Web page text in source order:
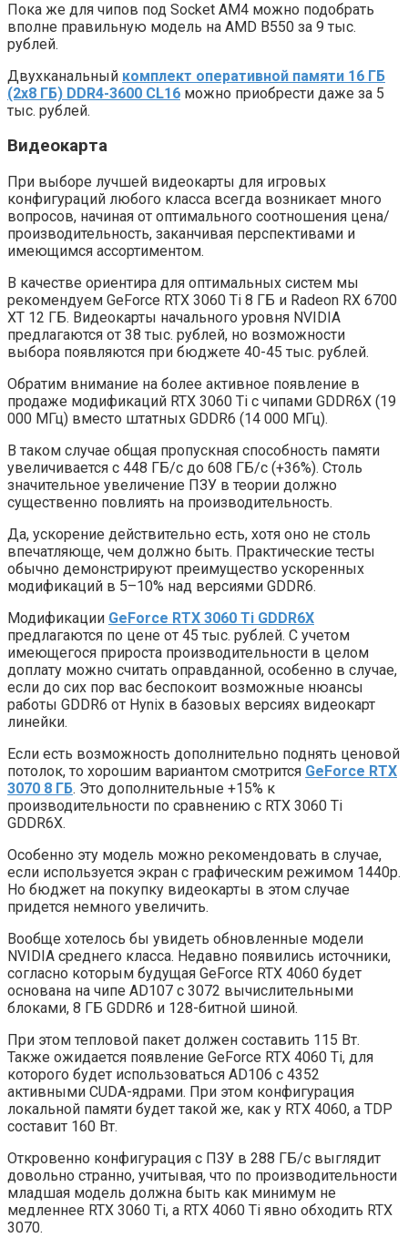
Пока же для чипов под Socket AM4 можно подобрать
вполне правильную модель на AMD B550 за 9 тыс.
рублей.
Двухканальный комплект оперативной памяти 16 ГБ
(2х8 ГБ) DDR4-3600 CL16 можно приобрести даже за 5
тыс. рублей.
Видеокарта
При выборе лучшей видеокарты для игровых
конфигураций любого класса всегда возникает много
вопросов, начиная от оптимального соотношения цена/
производительность, заканчивая перспективами и
имеющимся ассортиментом.
В качестве ориентира для оптимальных систем мы
рекомендуем GeForce RTX 3060 Ti 8 ГБ и Radeon RX 6700
XT 12 ГБ. Видеокарты начального уровня NVIDIA
предлагаются от 38 тыс. рублей, но возможности
выбора появляются при бюджете 40-45 тыс. рублей.
Обратим внимание на более активное появление в
продаже модификаций RTX 3060 Ti с чипами GDDR6X (19
000 МГц) вместо штатных GDDR6 (14 000 МГц).
В таком случае общая пропускная способность памяти
увеличивается с 448 ГБ/c до 608 ГБ/c (+36%). Столь
значительное увеличение ПЗУ в теории должно
существенно повлиять на производительность.
Да, ускорение действительно есть, хотя оно не столь
впечатляюще, чем должно быть. Практические тесты
обычно демонстрируют преимущество ускоренных
модификаций в 5–10% над версиями GDDR6.
Модификации GeForce RTX 3060 Ti GDDR6X
предлагаются по цене от 45 тыс. рублей. С учетом
имеющегося прироста производительности в целом
доплату можно считать оправданной, особенно в случае,
если до сих пор вас беспокоит возможные нюансы
работы GDDR6 от Hynix в базовых версиях видеокарт
линейки.
Если есть возможность дополнительно поднять ценовой
потолок, то хорошим вариантом смотрится GeForce RTX
3070 8 ГБ. Это дополнительные +15% к
производительности по сравнению с RTX 3060 Ti
GDDR6X.
Особенно эту модель можно рекомендовать в случае,
если используется экран с графическим режимом 1440p.
Но бюджет на покупку видеокарты в этом случае
придется немного увеличить.
Вообще хотелось бы увидеть обновленные модели
NVIDIA среднего класса. Недавно появились источники,
согласно которым будущая GeForce RTX 4060 будет
основана на чипе AD107 с 3072 вычислительными
блоками, 8 ГБ GDDR6 и 128-битной шиной.
При этом тепловой пакет должен составить 115 Вт.
Также ожидается появление GeForce RTX 4060 Ti, для
которого будет использоваться AD106 с 4352
активными CUDA-ядрами. При этом конфигурация
локальной памяти будет такой же, как у RTX 4060, а TDP
составит 160 Вт.
Откровенно конфигурация с ПЗУ в 288 ГБ/c выглядит
довольно странно, учитывая, что по производительности
младшая модель должна быть как минимум не
медленнее RTX 3060 Ti, а RTX 4060 Ti явно обходить RTX
3070.